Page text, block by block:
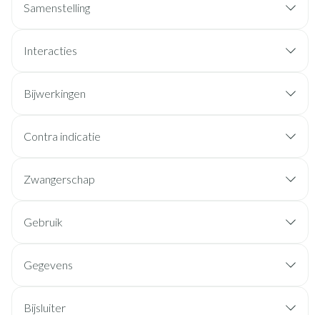
Samenstelling
Interacties
Bijwerkingen
Contra indicatie
Zwangerschap
Gebruik
Gegevens
Bijsluiter